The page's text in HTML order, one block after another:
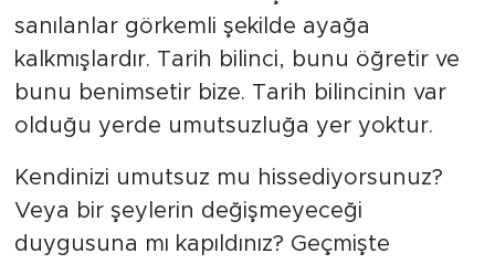
sanılanlar görkemli şekilde ayağa
kalkmışlardır. Tarih bilinci, bunu öğretir ve
bunu benimsetir bize. Tarih bilincinin var
olduğu yerde umutsuzluğa yer yoktur.
Kendinizi umutsuz mu hissediyorsunuz?
Veya bir şeylerin değişmeyeceği
duygusuna mı kapıldınız? Geçmişte